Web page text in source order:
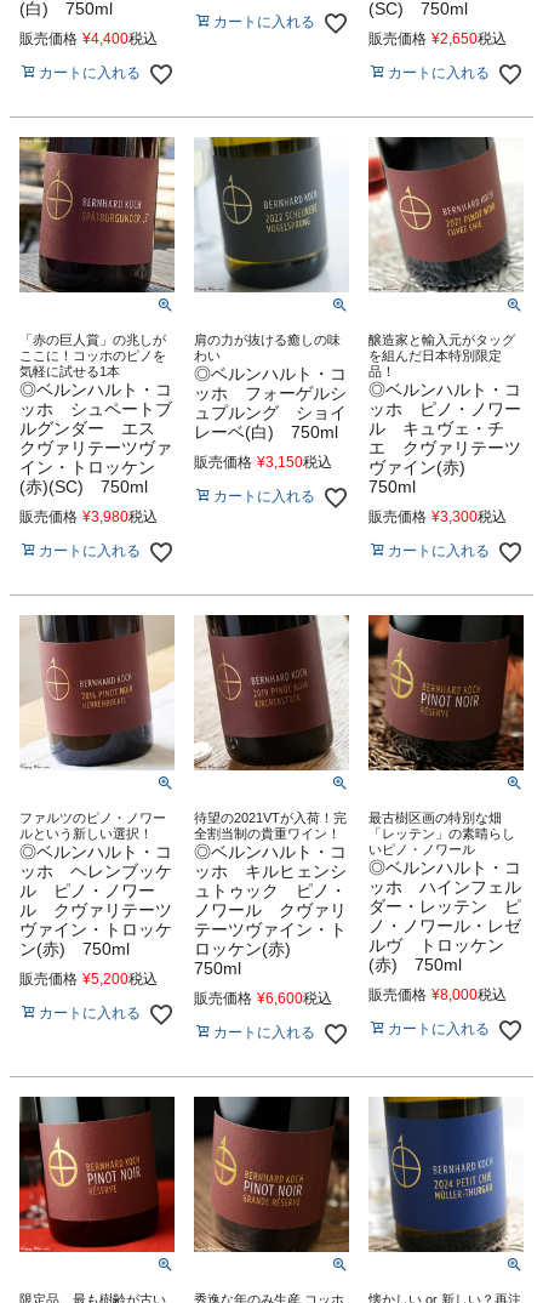
(白) 750ml
販売価格 ¥4,400税込
カートに入れる
カートに入れる
(SC) 750ml
販売価格 ¥2,650税込
カートに入れる
「赤の巨人賞」の兆しが
ここに！コッホのピノを
気軽に試せる1本
◎ベルンハルト・コ
ッホ シュペートブ
ルグンダー エス
クヴァリテーツヴァ
イン・トロッケン
(赤)(SC) 750ml
販売価格 ¥3,980税込
カートに入れる
肩の力が抜ける癒しの味
わい
◎ベルンハルト・コ
ッホ フォーゲルシ
ュプルング ショイ
レーベ(白) 750ml
販売価格 ¥3,150税込
カートに入れる
醸造家と輸入元がタッグ
を組んだ日本特別限定
品！
◎ベルンハルト・コ
ッホ ピノ・ノワー
ル キュヴェ・チ
エ クヴァリテーツ
ヴァイン(赤)
750ml
販売価格 ¥3,300税込
カートに入れる
ファルツのピノ・ノワー
ルという新しい選択！
◎ベルンハルト・コ
ッホ ヘレンブッケ
ル ピノ・ノワー
ル クヴァリテーツ
ヴァイン・トロッケ
ン(赤) 750ml
販売価格 ¥5,200税込
カートに入れる
待望の2021VTが入荷！完
全割当制の貴重ワイン！
◎ベルンハルト・コ
ッホ キルヒェンシ
ュトゥック ピノ・
ノワール クヴァリ
テーツヴァイン・ト
ロッケン(赤)
750ml
販売価格 ¥6,600税込
カートに入れる
最古樹区画の特別な畑
「レッテン」の素晴らし
いピノ・ノワール
◎ベルンハルト・コ
ッホ ハインフェル
ダー・レッテン ピ
ノ・ノワール・レゼ
ルヴ トロッケン
(赤) 750ml
販売価格 ¥8,000税込
カートに入れる
限定品 最も樹齢が古い
秀逸な年のみ生産 コッホ
懐かしい or 新しい？再注